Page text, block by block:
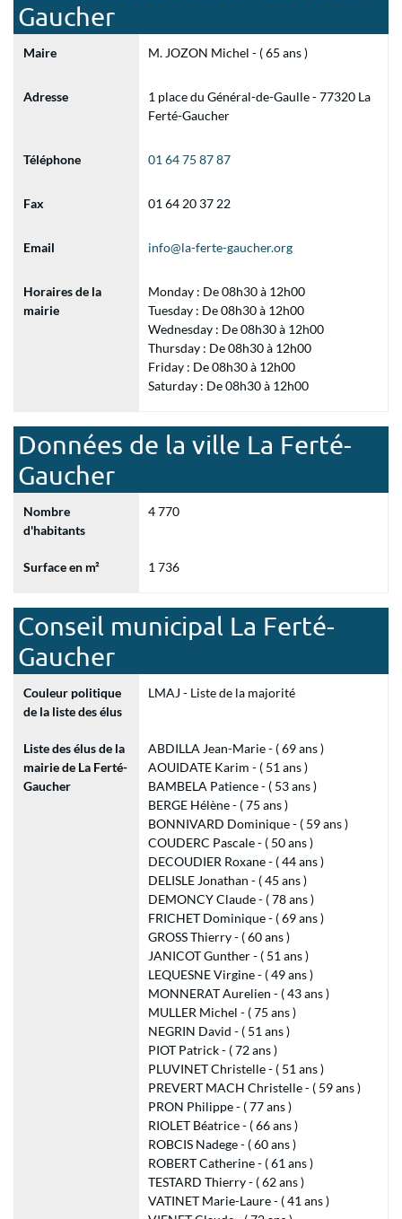
Gaucher
Maire M. JOZON Michel - ( 65 ans )
Adresse
1 place du Général-de-Gaulle - 77320 La
Ferté-Gaucher
Téléphone 01 64 75 87 87
Fax 01 64 20 37 22
Email info@la-ferte-gaucher.org
Horaires de la
mairie
Monday : De 08h30 à 12h00
Tuesday : De 08h30 à 12h00
Wednesday : De 08h30 à 12h00
Thursday : De 08h30 à 12h00
Friday : De 08h30 à 12h00
Saturday : De 08h30 à 12h00
Données de la ville La Ferté-
Gaucher
Nombre
d'habitants
4 770
Surface en m² 1 736
Conseil municipal La Ferté-
Gaucher
Couleur politique
de la liste des élus
LMAJ - Liste de la majorité
Liste des élus de la
mairie de La Ferté-
Gaucher
ABDILLA Jean-Marie - ( 69 ans )
AOUIDATE Karim - ( 51 ans )
BAMBELA Patience - ( 53 ans )
BERGE Hélène - ( 75 ans )
BONNIVARD Dominique - ( 59 ans )
COUDERC Pascale - ( 50 ans )
DECOUDIER Roxane - ( 44 ans )
DELISLE Jonathan - ( 45 ans )
DEMONCY Claude - ( 78 ans )
FRICHET Dominique - ( 69 ans )
GROSS Thierry - ( 60 ans )
JANICOT Gunther - ( 51 ans )
LEQUESNE Virgine - ( 49 ans )
MONNERAT Aurelien - ( 43 ans )
MULLER Michel - ( 75 ans )
NEGRIN David - ( 51 ans )
PIOT Patrick - ( 72 ans )
PLUVINET Christelle - ( 51 ans )
PREVERT MACH Christelle - ( 59 ans )
PRON Philippe - ( 77 ans )
RIOLET Béatrice - ( 66 ans )
ROBCIS Nadege - ( 60 ans )
ROBERT Catherine - ( 61 ans )
TESTARD Thierry - ( 62 ans )
VATINET Marie-Laure - ( 41 ans )